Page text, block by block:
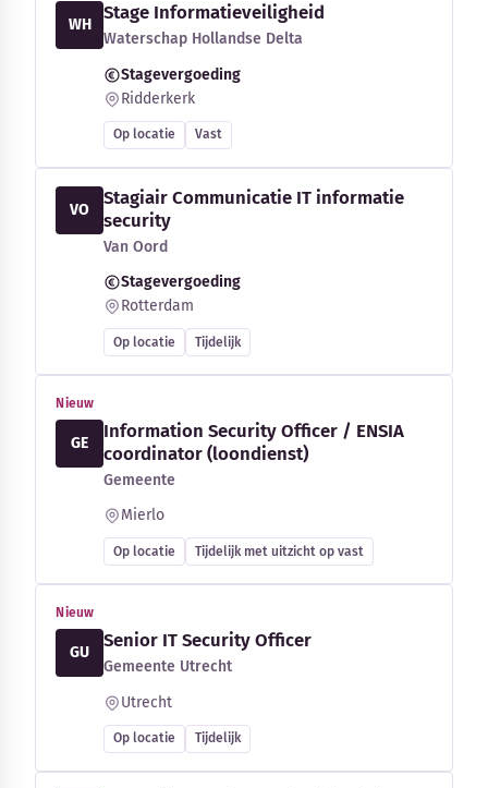
WH
Stage Informatieveiligheid
Waterschap Hollandse Delta
Stagevergoeding
Ridderkerk
Op locatie Vast
VO
Stagiair Communicatie IT informatie
security
Van Oord
Stagevergoeding
Rotterdam
Op locatie Tijdelijk
Nieuw
GE
Information Security Officer / ENSIA
coordinator (loondienst)
Gemeente
Mierlo
Op locatie Tijdelijk met uitzicht op vast
Nieuw
GU
Senior IT Security Officer
Gemeente Utrecht
Utrecht
Op locatie Tijdelijk